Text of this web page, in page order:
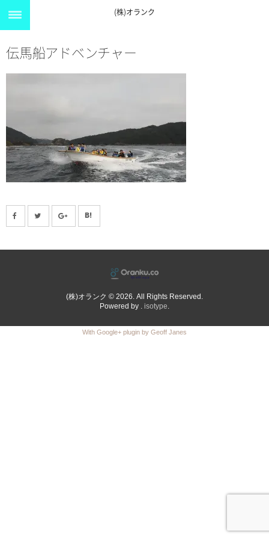
(株)オランク
伝馬船アドベンチャー
(株)オランク © 2026. All Rights Reserved.
Powered by . isotype.
With Google+ plugin by Geoff Janes